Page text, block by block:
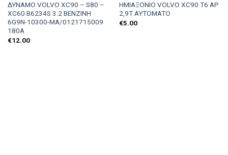
ΔΥΝΑΜΟ VOLVO XC90 – S80 –
XC60 B6234S 3.2 ΒΕΝΖΙΝΗ
6G9N-10300-MA/0121715009
180A
€12.00
ΗΜΙΑΞΟΝΙΟ VOLVO XC90 Τ6 ΑΡ
2,9Τ ΑΥΤOMATO
€5.00